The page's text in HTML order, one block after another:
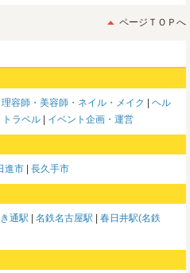
ページＴＯＰへ
理容師・美容師・ネイル・メイク
ヘル
トラベル イベント企画・運営
進市 長久手市
通駅 名鉄名古屋駅
春日井駅(名鉄